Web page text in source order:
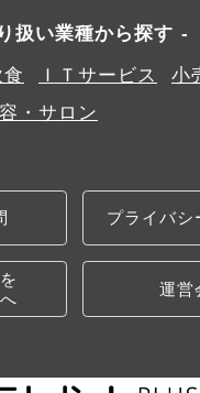
扱い業種から探す
ＩＴサービス 小
・サロン
プライバシ
運営